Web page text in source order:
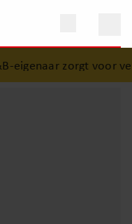
zorgt voor